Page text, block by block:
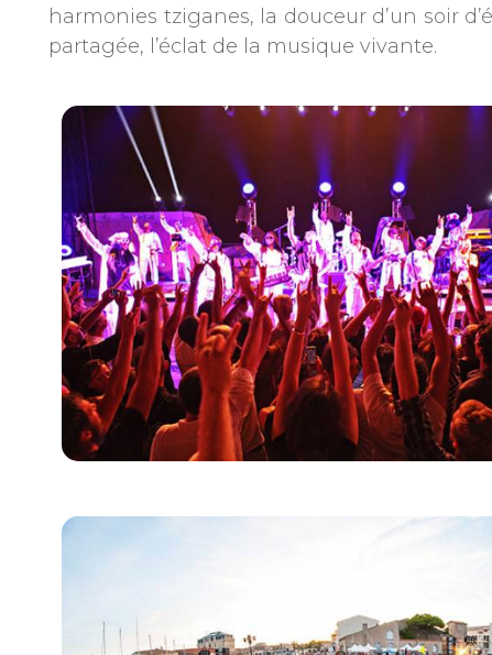
harmonies tziganes, la douceur d’un soir
partagée, l’éclat de la musique vivante.